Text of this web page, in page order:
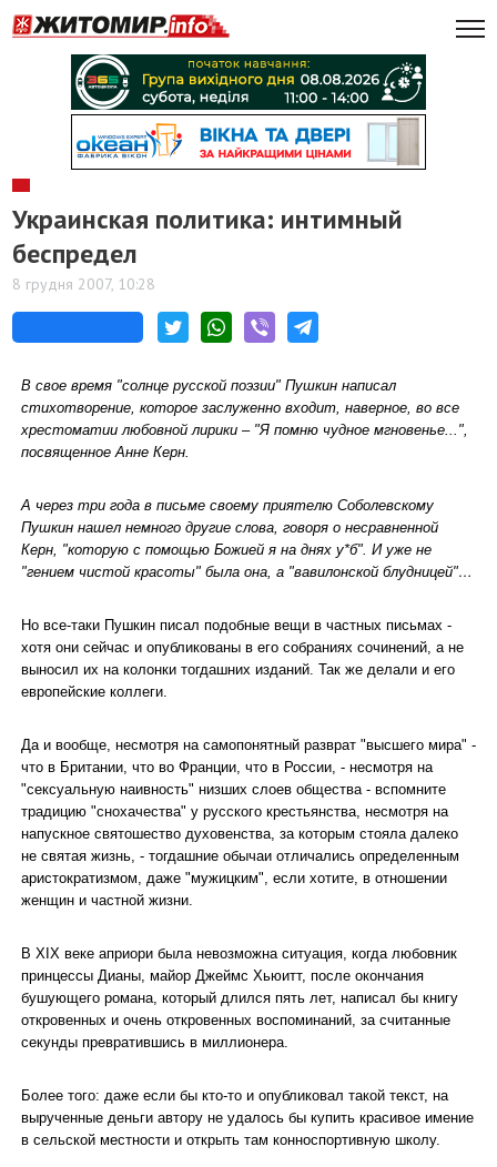
Украинская политика: интимный
беспредел
8 грудня 2007, 10:28
В свое время "солнце русской поэзии" Пушкин написал
стихотворение, которое заслуженно входит, наверное, во все
хрестоматии любовной лирики – "Я помню чудное мгновенье...",
посвященное Анне Керн.
А через три года в письме своему приятелю Соболевскому
Пушкин нашел немного другие слова, говоря о несравненной
Керн, "которую с помощью Божией я на днях у*б". И уже не
"гением чистой красоты" была она, а "вавилонской блудницей"…
Но все-таки Пушкин писал подобные вещи в частных письмах -
хотя они сейчас и опубликованы в его собраниях сочинений, а не
выносил их на колонки тогдашних изданий. Так же делали и его
европейские коллеги.
Да и вообще, несмотря на самопонятный разврат "высшего мира" -
что в Британии, что во Франции, что в России, - несмотря на
"сексуальную наивность" низших слоев общества - вспомните
традицию "снохачества" у русского крестьянства, несмотря на
напускное святошество духовенства, за которым стояла далеко
не святая жизнь, - тогдашние обычаи отличались определенным
аристократизмом, даже "мужицким", если хотите, в отношении
женщин и частной жизни.
В ХІХ веке априори была невозможна ситуация, когда любовник
принцессы Дианы, майор Джеймс Хьюитт, после окончания
бушующего романа, который длился пять лет, написал бы книгу
откровенных и очень откровенных воспоминаний, за считанные
секунды превратившись в миллионера.
Более того: даже если бы кто-то и опубликовал такой текст, на
вырученные деньги автору не удалось бы купить красивое имение
в сельской местности и открыть там конноспортивную школу.